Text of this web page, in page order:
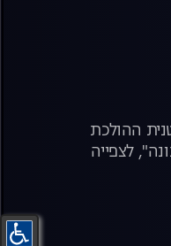
ההולכת
לצפייה